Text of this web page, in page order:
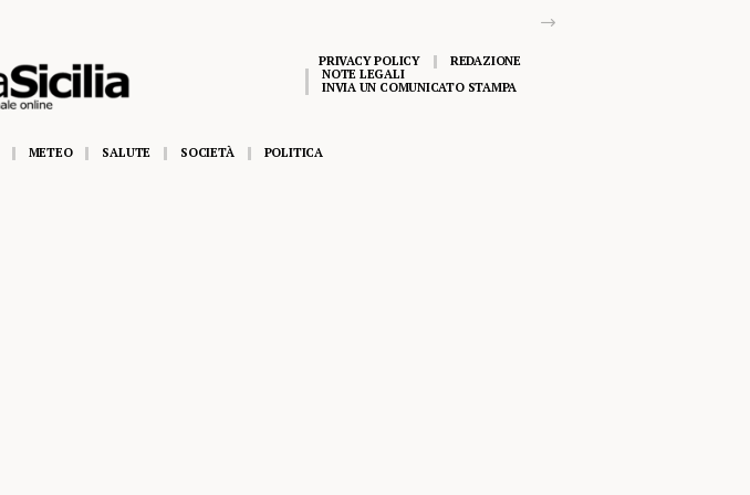
PRIVACY POLICY
REDAZIONE
NOTE LEGALI
INVIA UN COMUNICATO STAMPA
METEO SALUTE SOCIETÀ POLITICA